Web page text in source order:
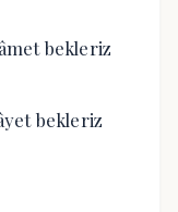
bekleriz
bekleriz